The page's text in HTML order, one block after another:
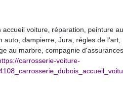
voiture, réparation, peinture
auto, dampierre, Jura, régles de l'art,
au marbre, compagnie d'assurances
carrosserie-voiture-